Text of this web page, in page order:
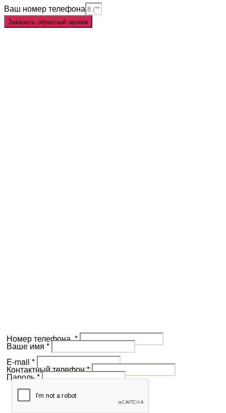
Ваш номер телефона
Заказать обратный звонок
Номер телефона*
Ваше имя *
E-mail *
Контактный телефон*
Пароль*